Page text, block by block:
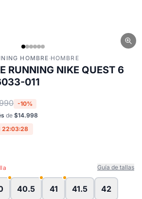
HOMBRE ·HOMBRE
RUNNING NIKE QUEST 6
011
-10%
de $14.998
22:03:28
Guía de tallas
40.5 41 41.5 42